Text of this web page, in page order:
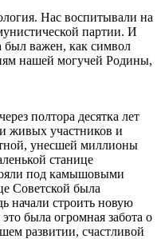
Нас воспитывали на
партии. И
был важен, как символ
нашей могучей Родины,
полтора десятка лет
живых участников и
унесшей миллионы
станице
под камышовыми
Советской была
начали строить новую
была огромная забота о
развитии, счастливой